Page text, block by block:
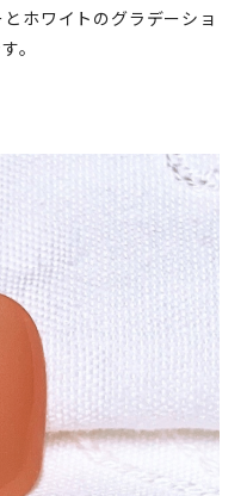
ホワイトのグラデーショ
。